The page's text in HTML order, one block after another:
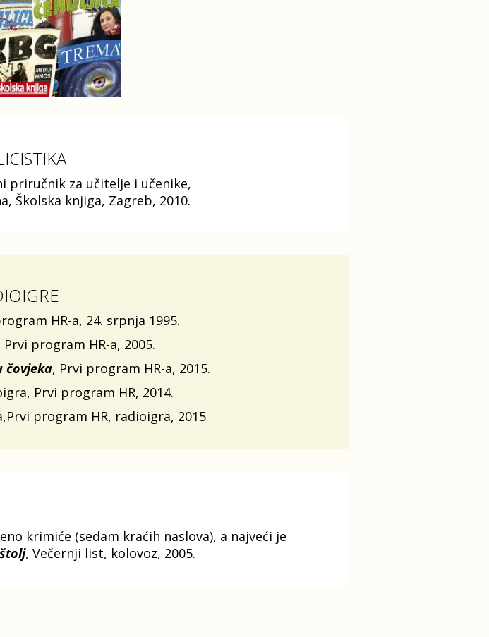
priručnik za učitelje i učenike,
Školska knjiga, Zagreb, 2010.
HR-a, 24. srpnja 1995.
Prvi program HR-a, 2005.
čovjeka, Prvi program HR-a, 2015.
Prvi program HR, 2014.
program HR, radioigra, 2015
krimiće (sedam kraćih naslova), a najveći je
, Večernji list, kolovoz, 2005.